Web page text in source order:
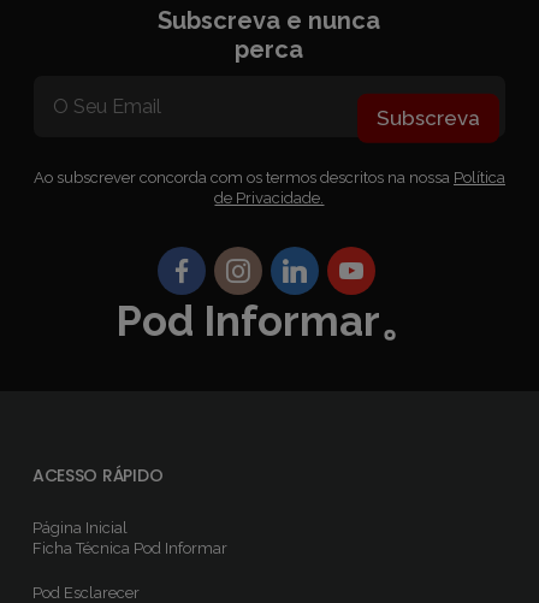
Subscreva e nunca
perca
Subscreva
Ao subscrever concorda com os termos descritos na nossa Política
de Privacidade.
Pod Informar。
ACESSO RÁPIDO
Página Inicial
Ficha TécnicaPod Informar
Pod Esclarecer